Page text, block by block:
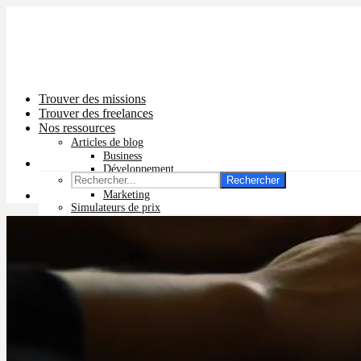
Trouver des missions
Trouver des freelances
Nos ressources
Articles de blog
Business
Développement
Graphisme
Marketing
Simulateurs de prix
Prix pub Instagram
Prix logiciel
Prix chatbot
Rechercher